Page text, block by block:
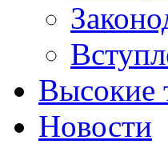
Высокие
Новости